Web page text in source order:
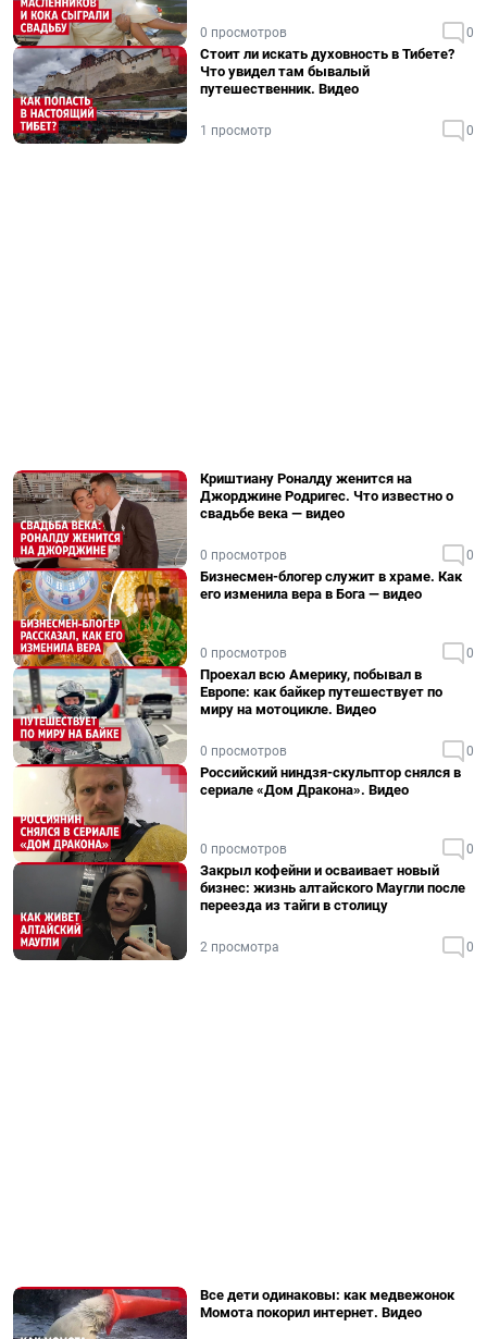
0 просмотров 0
Стоит ли искать духовность в Тибете?
Что увидел там бывалый
путешественник. Видео
1 просмотр 0
Криштиану Роналду женится на
Джорджине Родригес. Что известно о
свадьбе века — видео
0 просмотров 0
Бизнесмен-блогер служит в храме. Как
его изменила вера в Бога — видео
0 просмотров 0
Проехал всю Америку, побывал в
Европе: как байкер путешествует по
миру на мотоцикле. Видео
0 просмотров 0
Российский ниндзя-скульптор снялся в
сериале «Дом Дракона». Видео
0 просмотров 0
Закрыл кофейни и осваивает новый
бизнес: жизнь алтайского Маугли после
переезда из тайги в столицу
2 просмотра 0
Все дети одинаковы: как медвежонок
Момота покорил интернет. Видео